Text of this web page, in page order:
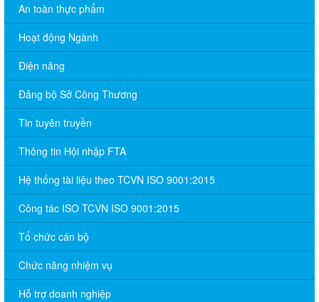
An toàn thực phẩm
Hoạt động Ngành
Điện năng
Đảng bộ Sở Công Thương
Tin tuyên truyền
Thông tin Hội nhập FTA
Hệ thống tài liệu theo TCVN ISO 9001:2015
Công tác ISO TCVN ISO 9001:2015
Tổ chức cán bộ
Chức năng nhiệm vụ
Hỗ trợ doanh nghiệp